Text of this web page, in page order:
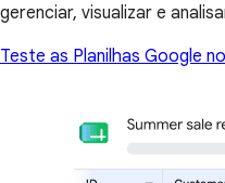
gerenciar, visualizar e
Teste as Planilhas Google